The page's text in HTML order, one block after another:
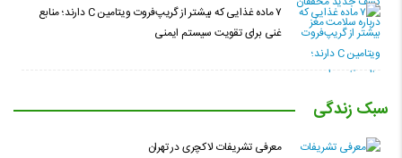
۷ ماده غذایی که بیشتر از گریپ‌فروت ویتامین C دارند؛ منابع
غنی برای تقویت سیستم ایمنی
سبک زندگی
معرفی تشریفات لاکچری در تهران